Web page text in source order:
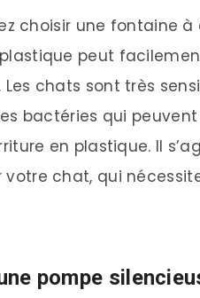
choisir une fontaine
peut
chats sont très
bactéries qui
en plastique. Il
chat, qui
pompe